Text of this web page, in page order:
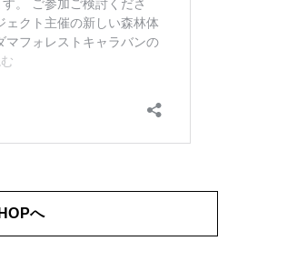
へ